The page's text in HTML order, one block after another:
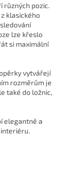
různých pozic.
klasického
lze křeslo
si maximální
vytvářejí
rozměrům je
také do ložnic,
elegantně a